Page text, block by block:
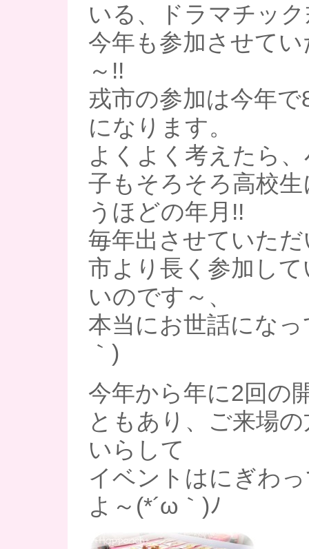
いる、ドラマチッ
今年も参加させて
～!!
戎市の参加は今年
になります。
よくよく考えたら
子もそろそろ高校
うほどの年月!!
毎年出させていた
市より長く参加し
いのです～、
本当にお世話になっ
｀)
今年から年に2回の
ともあり、ご来場
いらして
イベントはにぎわ
よ～(*´ω｀)ﾉ